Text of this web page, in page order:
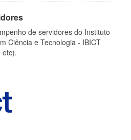
de servidores do Instituto
Ciência e Tecnologia - IBICT
etc).